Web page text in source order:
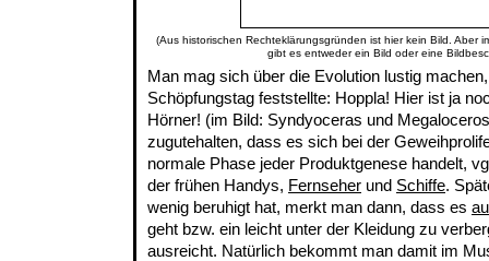
(Aus historischen Rechteklärungsgründen ist hier kein Bild. Aber
gibt es entweder ein Bild oder eine
Man mag sich über die Evolution lustig
Schöpfungstag feststellte: Hoppla! Hier ist ja
Hörner! (im Bild: Syndyoceras und
zugutehalten, dass es sich bei der
normale Phase jeder Produktgenese handelt,
der frühen Handys, Fernseher und Schiffe.
wenig beruhigt hat, merkt man dann, dass es
geht bzw. ein leicht unter der Kleidung zu
ausreicht. Natürlich bekommt man damit im